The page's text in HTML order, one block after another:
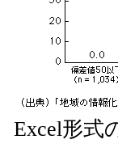
Excel形式